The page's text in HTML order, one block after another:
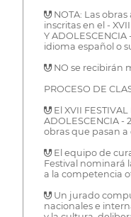
 NOTA: Las
inscritas en el -
Y
idioma español o
 NO se recibirán
PROCESO DE
 El XVII FESTIVAL
ADOLESCENCIA -
obras que pasan
 El equipo de
Festival nominará
a la competencia
 Un jurado
nacionales e